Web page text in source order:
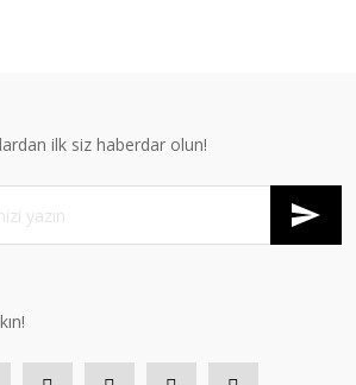
ilk siz haberdar olun!